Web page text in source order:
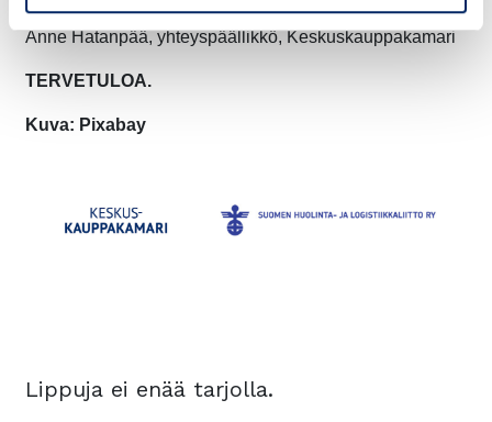
Tilaisuuden päätös
Anne Hatanpää, yhteyspäällikkö, Keskuskauppakamari
TERVETULOA.
Kuva: Pixabay
Lippuja ei enää tarjolla.